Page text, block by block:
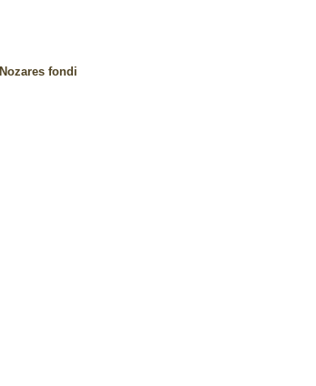
Nozares fondi